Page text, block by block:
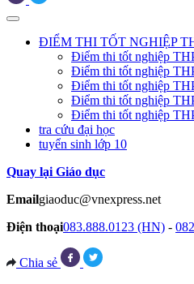
ĐIỂM THI TỐT NGHIỆP
Điểm thi tốt nghiệp
Điểm thi tốt nghiệp
Điểm thi tốt nghiệp
Điểm thi tốt nghiệp
Điểm thi tốt nghiệp
tra cứu đại học
tuyển sinh lớp 10
Quay lại Giáo dục
Emailgiaoduc@vnexpress.net
Điện thoại083.888.0123 (HN) -
Chia sẻ